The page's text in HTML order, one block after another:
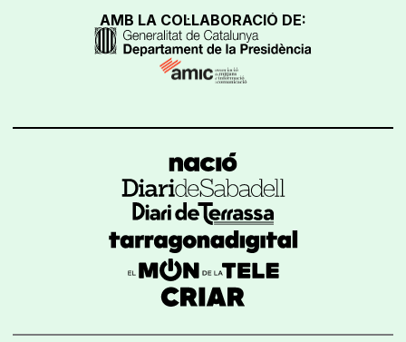
AMB LA COL·LABORACIÓ DE: